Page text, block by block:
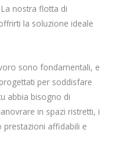
nostra flotta di
la soluzione ideale
sono fondamentali, e
per soddisfare
abbia bisogno di
in spazi ristretti, i
affidabili e